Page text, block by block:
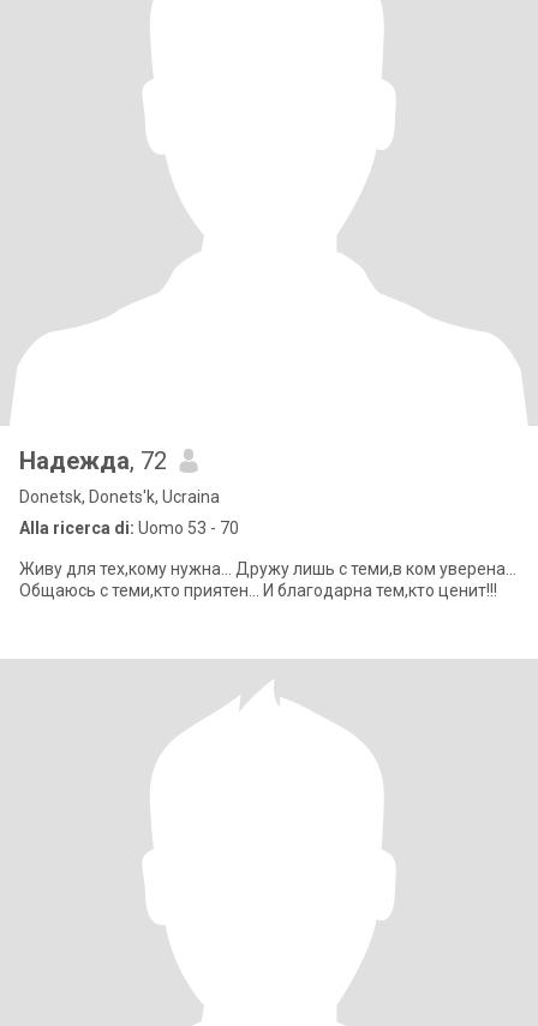
Надежда, 72
Donetsk, Donets'k, Ucraina
Alla ricerca di: Uomo 53 - 70
Живу для тех,кому нужна... Дружу лишь с теми,в ком уверена...
Общаюсь с теми,кто приятен... И благодарна тем,кто ценит!!!